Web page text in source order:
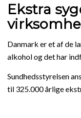
Ekstra
Danmark er et af de
alkohol og det har
Sundhedsstyrelsen
til 325.000 årlige